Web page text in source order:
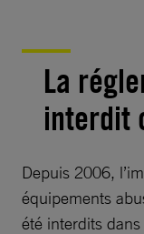
La
interdit
Depuis 2006,
équipements
été interdits